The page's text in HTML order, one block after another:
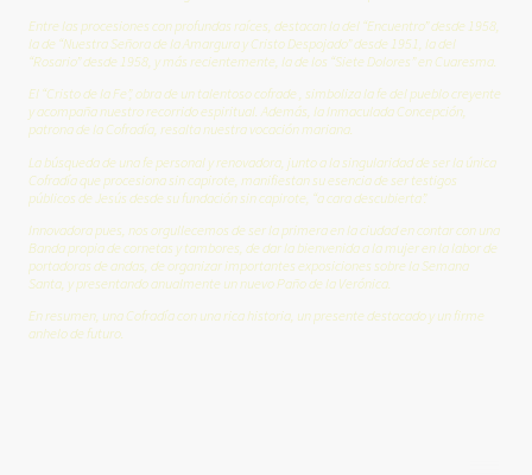
Entre las procesiones con profundas raíces, destacan la del “Encuentro” desde 1958,
la de “Nuestra Señora de la Amargura y Cristo Despojado” desde 1951, la del
“Rosario” desde 1958, y más recientemente, la de los “Siete Dolores” en Cuaresma.
El “Cristo de la Fe”, obra de un talentoso cofrade , simboliza la fe del pueblo creyente
y acompaña nuestro recorrido espiritual. Además, la Inmaculada Concepción,
patrona de la Cofradía, resalta nuestra vocación mariana.
La búsqueda de una fe personal y renovadora, junto a la singularidad de ser la única
Cofradía que procesiona sin capirote, manifiestan su esencia de ser testigos
públicos de Jesús desde su fundación sin capirote, “a cara descubierta”.
Innovadora pues, nos orgullecemos de ser la primera en la ciudad en contar con una
Banda propia de cornetas y tambores, de dar la bienvenida a la mujer en la labor de
portadoras de andas, de organizar importantes exposiciones sobre la Semana
Santa, y presentando anualmente un nuevo Paño de la Verónica.
En resumen, una Cofradía con una rica historia, un presente destacado y un firme
anhelo de futuro.